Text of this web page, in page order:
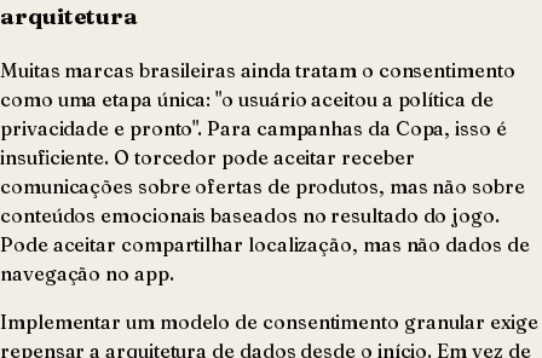
arquitetura
Muitas marcas brasileiras ainda tratam o consentimento
como uma etapa única: "o usuário aceitou a política de
privacidade e pronto". Para campanhas da Copa, isso é
insuficiente. O torcedor pode aceitar receber
comunicações sobre ofertas de produtos, mas não sobre
conteúdos emocionais baseados no resultado do jogo.
Pode aceitar compartilhar localização, mas não dados de
navegação no app.
Implementar um modelo de consentimento granular exige
repensar a arquitetura de dados desde o início. Em vez de